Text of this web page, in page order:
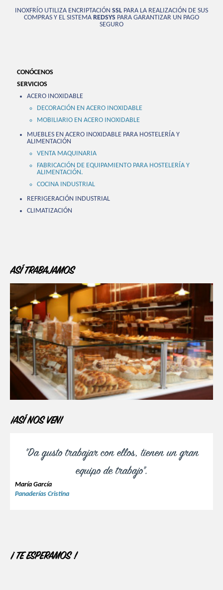
INOXFRÍO UTILIZA ENCRIPTACIÓN SSL PARA LA REALIZACIÓN DE SUS
COMPRAS Y EL SISTEMA REDSYS PARA GARANTIZAR UN PAGO
SEGURO
CONÓCENOS
SERVICIOS
ACERO INOXIDABLE
DECORACIÓN EN ACERO INOXIDABLE
MOBILIARIO EN ACERO INOXIDABLE
MUEBLES EN ACERO INOXIDABLE PARA HOSTELERÍA Y
ALIMENTACIÓN
VENTA MAQUINARIA
FABRICACIÓN DE EQUIPAMIENTO PARA HOSTELERÍA Y
ALIMENTACIÓN.
COCINA INDUSTRIAL
REFRIGERACIÓN INDUSTRIAL
CLIMATIZACIÓN
ASÍ TRABAJAMOS
¡ASÍ NOS VEN!
"Da gusto trabajar con ellos, tienen un gran
equipo de trabajo".
María García
Panaderías Cristina
¡ TE ESPERAMOS !